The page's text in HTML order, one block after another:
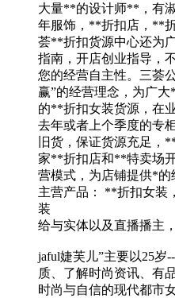
大量**的设计师**，有
年服饰，**折扣店，**
荟**折扣货源中心还为
指南，开店创业指导，
您的经营自主性。三荟
赢”的经营理念，为广
的**折扣女装货源，在
去年或者上个季度的专
旧货，保证货源充足，
家**折扣店和**特卖场
营模式，为店铺提供*的
主营产品： **折扣女装
装
给与实体以及直播播主
jaful婕芙儿”主要以25岁
质、了解时尚资讯、有
时尚与自信的现代都市